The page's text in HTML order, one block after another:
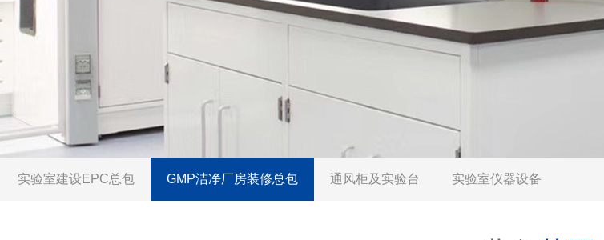
实验室建设EPC总包 GMP洁净厂房装修总包 通风柜及实验台 实验室仪器设备